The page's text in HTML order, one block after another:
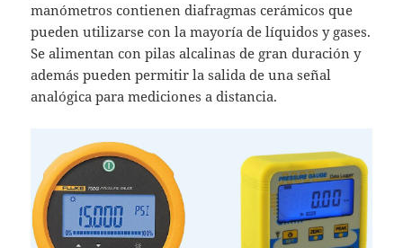
manómetros contienen diafragmas cerámicos que
pueden utilizarse con la mayoría de líquidos y gases.
Se alimentan con pilas alcalinas de gran duración y
además pueden permitir la salida de una señal
analógica para mediciones a distancia.